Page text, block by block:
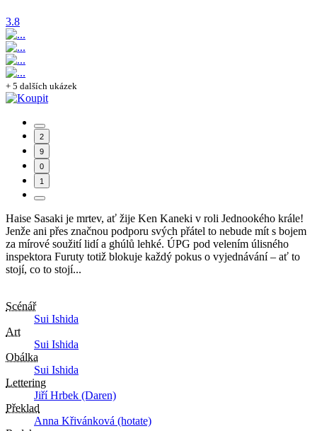
3.8
+ 5 dalších ukázek
2
9
0
1
Haise Sasaki je mrtev, ať žije Ken Kaneki v roli Jednookého krále!
Jenže ani přes značnou podporu svých přátel to nebude mít s bojem
za mírové soužití lidí a ghúlů lehké. ÚPG pod velením úlisného
inspektora Furuty totiž blokuje každý pokus o vyjednávání – ať to
stojí, co to stojí...
Scénář
Sui Ishida
Art
Sui Ishida
Obálka
Sui Ishida
Lettering
Jiří Hrbek (Daren)
Překlad
Anna Křivánková (hotate)